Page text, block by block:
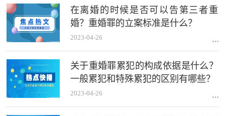
在离婚的时候是否可以告第三者重
婚？重婚罪的立案标准是什么？
2023-04-26
关于重婚罪累犯的构成依据是什么？
一般累犯和特殊累犯的区别有哪些？
2023-04-26